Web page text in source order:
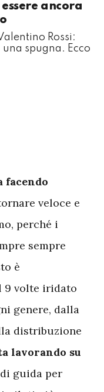
ancora
facendo
veloce e
perché i
sempre
è
9 volte iridato
genere, dalla
distribuzione
lavorando su
guida per